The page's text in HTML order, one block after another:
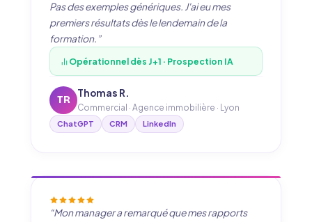
Pas des exemples génériques. J'ai eu mes
premiers résultats dès le lendemain de la
formation.”
Opérationnel dès J+1 · Prospection IA
TR
Thomas R.
Commercial · Agence immobilière · Lyon
ChatGPT CRM LinkedIn
“Mon manager a remarqué que mes rapports